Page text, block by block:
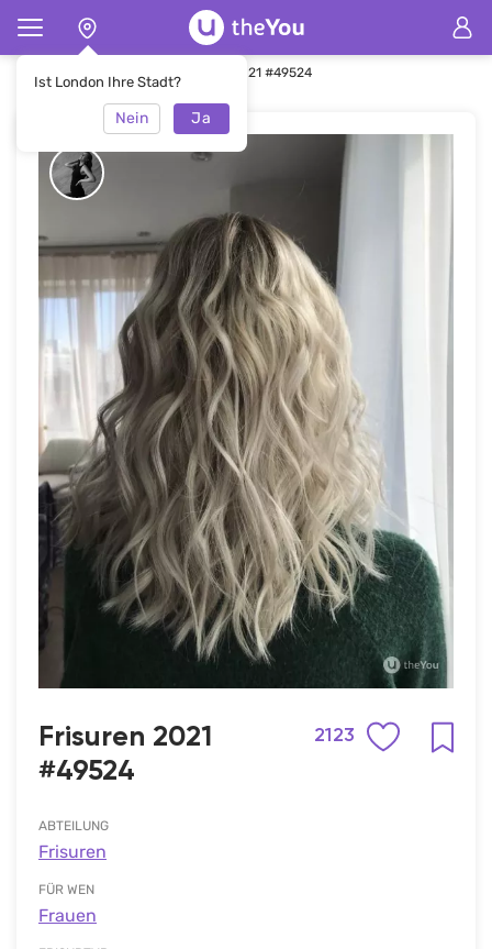
Ist London Ihre Stadt?
Nein Ja
Hauptseite Frisuren Frisuren 2021 #49524
Frisuren 2021
#49524
2123
ABTEILUNG
Frisuren
FÜR WEN
Frauen